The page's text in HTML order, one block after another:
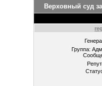
Верховный суд
Группа: